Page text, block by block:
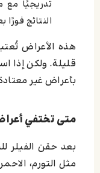
تدريجيًا مع
النتائج
هذه الأعراض
قليلة. ولكن إذا
بأعراض غير
متى تختفي
بعد حقن الفيلر
مثل التورم،